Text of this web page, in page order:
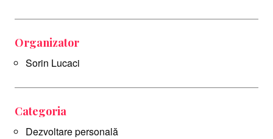
Organizator
Sorin Lucaci
Categoria
Dezvoltare personală